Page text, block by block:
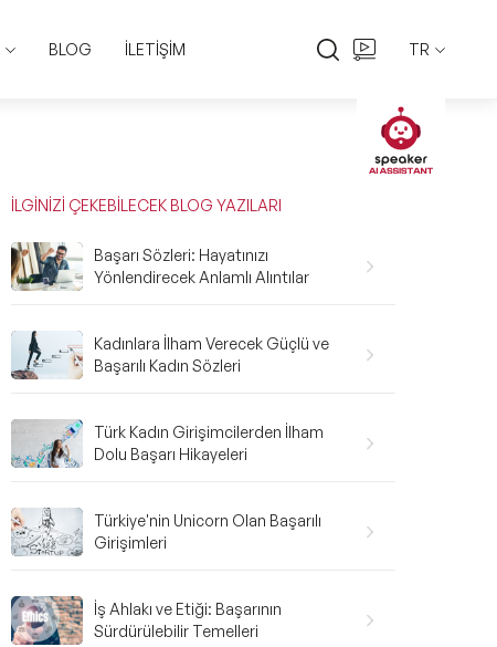
BLOG İLETİŞİM TR
EN
TR
İLGİNİZİ ÇEKEBİLECEK BLOG YAZILARI
Başarı Sözleri: Hayatınızı
Yönlendirecek Anlamlı Alıntılar
Kadınlara İlham Verecek Güçlü ve
Başarılı Kadın Sözleri
Türk Kadın Girişimcilerden İlham
Dolu Başarı Hikayeleri
Türkiye'nin Unicorn Olan Başarılı
Girişimleri
İş Ahlakı ve Etiği: Başarının
Sürdürülebilir Temelleri